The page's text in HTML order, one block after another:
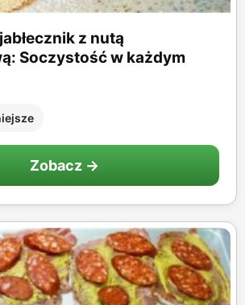
z nutą
Soczystość w każdym
Zobacz →